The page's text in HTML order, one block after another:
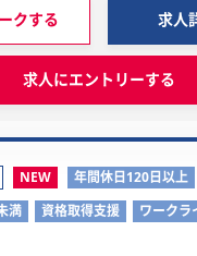
クする 求人
求人にエントリーする
NEW 年間休日120日以上
満
資格取得支援
ワークラ